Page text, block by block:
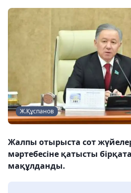
Ж.Құспанов
Жалпы отырыста сот
мәртебесіне қатысты
мақұлданды.